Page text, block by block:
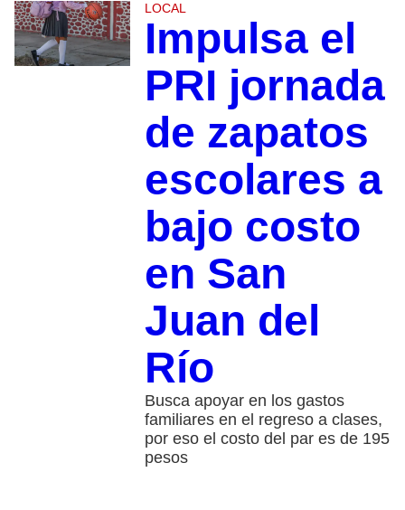
LOCAL
Impulsa el
PRI jornada
de zapatos
escolares a
bajo costo
en San
Juan del
Río
Busca apoyar en los gastos
familiares en el regreso a clases,
por eso el costo del par es de 195
pesos